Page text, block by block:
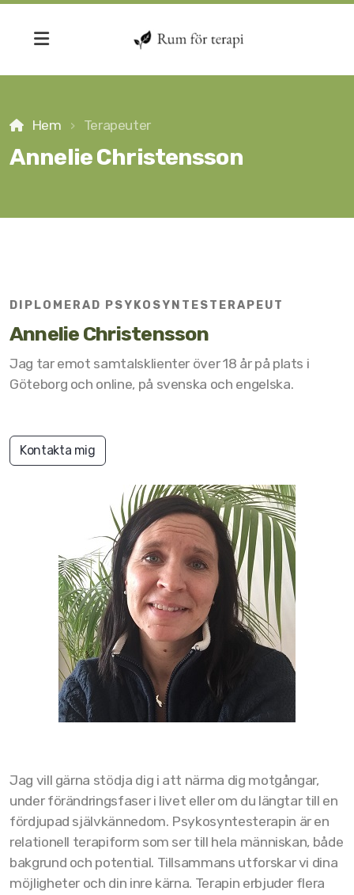
Hem Terapeuter
Annelie Christensson
DIPLOMERAD PSYKOSYNTESTERAPEUT
Annelie Christensson
Jag tar emot samtalsklienter över 18 år på plats i
Göteborg och online, på svenska och engelska.
Kontakta mig
Jag vill gärna stödja dig i att närma dig motgångar,
under förändringsfaser i livet eller om du längtar till en
fördjupad självkännedom. Psykosyntesterapin är en
relationell terapiform som ser till hela människan, både
bakgrund och potential. Tillsammans utforskar vi dina
möjligheter och din inre kärna. Terapin erbjuder flera
Anna Blennar
Anneli Fredriksson
Helen Svensson
Linda Liljegren
Malin Olsson
Michelle Torres Borg